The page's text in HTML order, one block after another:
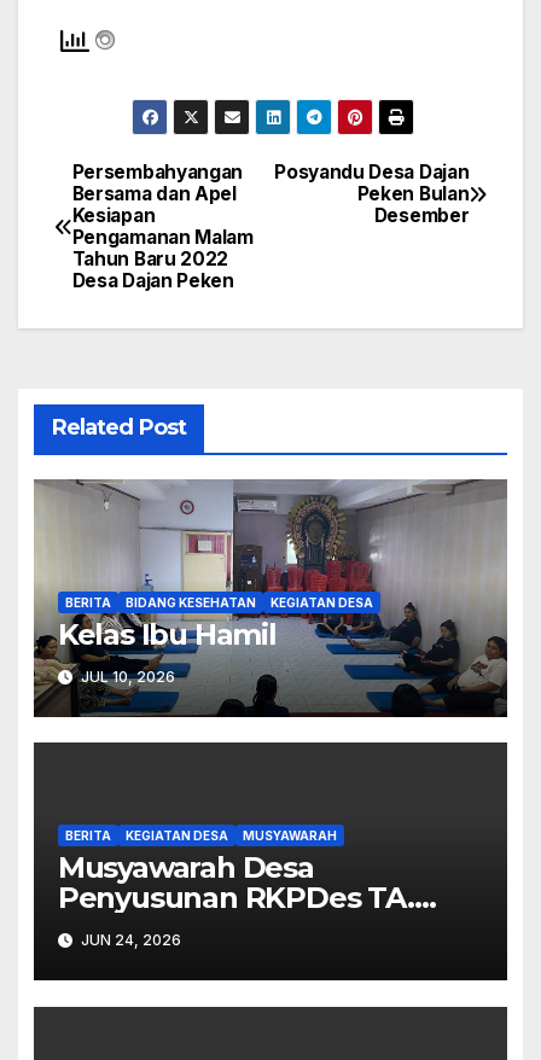
Navigasi
pos
Posyandu Desa Dajan
Peken Bulan
Desember
Persembahyangan
Bersama dan Apel
Kesiapan
Pengamanan Malam
Tahun Baru 2022
Desa Dajan Peken
Related Post
BERITA BIDANG KESEHATAN KEGIATAN DESA
Kelas Ibu Hamil
JUL 10, 2026
BERITA KEGIATAN DESA MUSYAWARAH
Musyawarah Desa
Penyusunan RKPDes TA.
2027.
JUN 24, 2026